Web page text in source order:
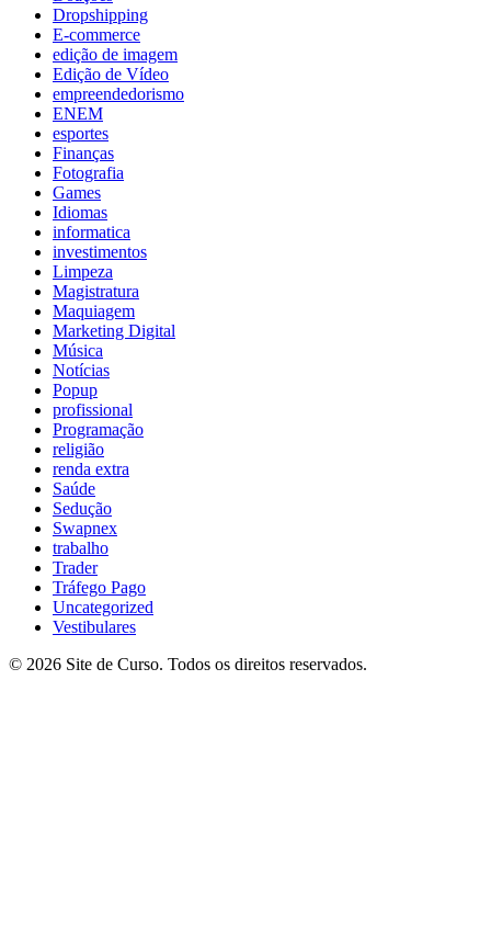
Dropshipping
E-commerce
edição de imagem
Edição de Vídeo
empreendedorismo
ENEM
esportes
Finanças
Fotografia
Games
Idiomas
informatica
investimentos
Limpeza
Magistratura
Maquiagem
Marketing Digital
Música
Notícias
Popup
profissional
Programação
religião
renda extra
Saúde
Sedução
Swapnex
trabalho
Trader
Tráfego Pago
Uncategorized
Vestibulares
© 2026 Site de Curso. Todos os direitos reservados.